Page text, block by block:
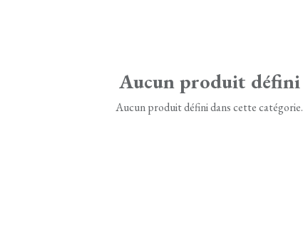
Aucun produit défini
Aucun produit défini dans cette catégorie.